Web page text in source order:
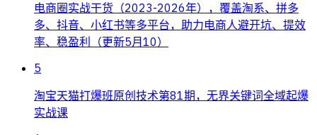
电商圈实战干货（2023-2026年），覆盖淘系、拼多
多、抖音、小红书等多平台，助力电商人避开坑、提效
率、稳盈利（更新5月10）
5
淘宝天猫打爆班原创技术第81期，无界关键词全域起爆
实战课